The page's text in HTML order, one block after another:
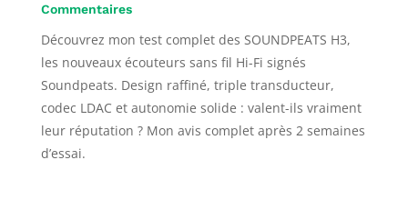
Commentaires
Découvrez mon test complet des SOUNDPEATS H3,
les nouveaux écouteurs sans fil Hi-Fi signés
Soundpeats. Design raffiné, triple transducteur,
codec LDAC et autonomie solide : valent-ils vraiment
leur réputation ? Mon avis complet après 2 semaines
d’essai.